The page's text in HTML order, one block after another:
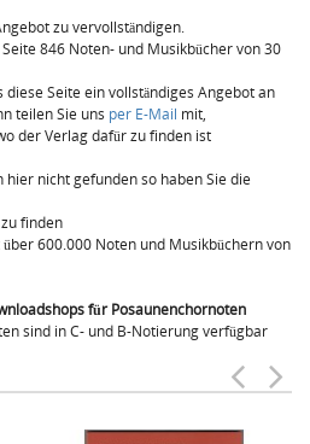
zu vervollständigen.
846 Noten- und Musikbücher von 30
Seite ein vollständiges Angebot an
teilen Sie uns per E-Mail mit,
der Verlag dafür zu finden ist
nicht gefunden so haben Sie die
zu finden
600.000 Noten und Musikbüchern von
für Posaunenchornoten
sind in C- und B-Notierung verfügbar